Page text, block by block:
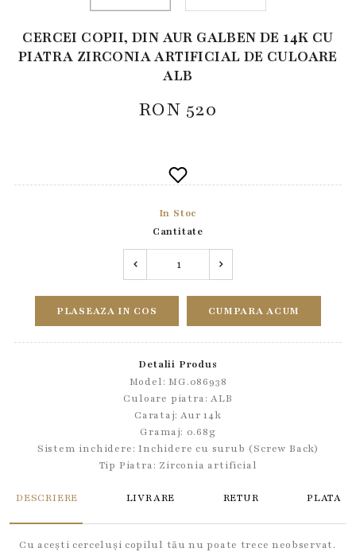
CERCEI COPII, DIN AUR GALBEN DE 14K CU
PIATRA ZIRCONIA ARTIFICIAL DE CULOARE
ALB
RON 520
In Stoc
Cantitate
PLASEAZA IN COS CUMPARA ACUM
Detalii Produs
Model: MG.086938
Culoare piatra: ALB
Carataj: Aur 14k
Gramaj: 0.68g
Sistem inchidere:Inchidere cu surub (Screw Back)
Tip Piatra: Zirconia artificial
DESCRIERE LIVRARE RETUR PLATA
Cu acești cerceluși copilul tău nu poate trece neobservat.